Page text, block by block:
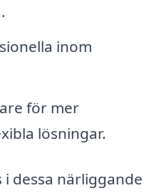
inom
för mer
lösningar.
i dessa närliggande